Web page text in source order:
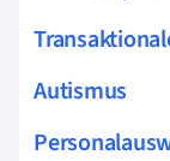
Autismus